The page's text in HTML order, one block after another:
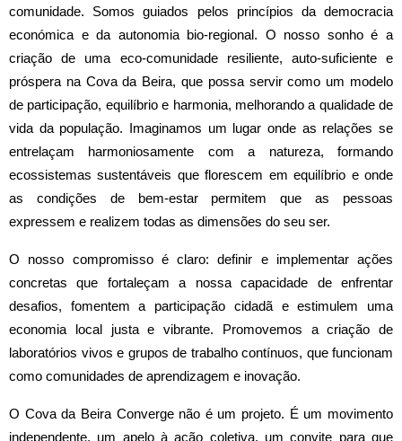
comunidade. Somos guiados pelos princípios da democracia
económica e da autonomia bio-regional. O nosso sonho é a
criação de uma eco-comunidade resiliente, auto-suficiente e
próspera na Cova da Beira, que possa servir como um modelo
de participação, equilíbrio e harmonia, melhorando a qualidade de
vida da população. Imaginamos um lugar onde as relações se
entrelaçam harmoniosamente com a natureza, formando
ecossistemas sustentáveis que florescem em equilíbrio e onde
as condições de bem-estar permitem que as pessoas
expressem e realizem todas as dimensões do seu ser.
O nosso compromisso é claro: definir e implementar ações
concretas que fortaleçam a nossa capacidade de enfrentar
desafios, fomentem a participação cidadã e estimulem uma
economia local justa e vibrante. Promovemos a criação de
laboratórios vivos e grupos de trabalho contínuos, que funcionam
como comunidades de aprendizagem e inovação.
O Cova da Beira Converge não é um projeto. É um movimento
independente, um apelo à ação coletiva, um convite para que